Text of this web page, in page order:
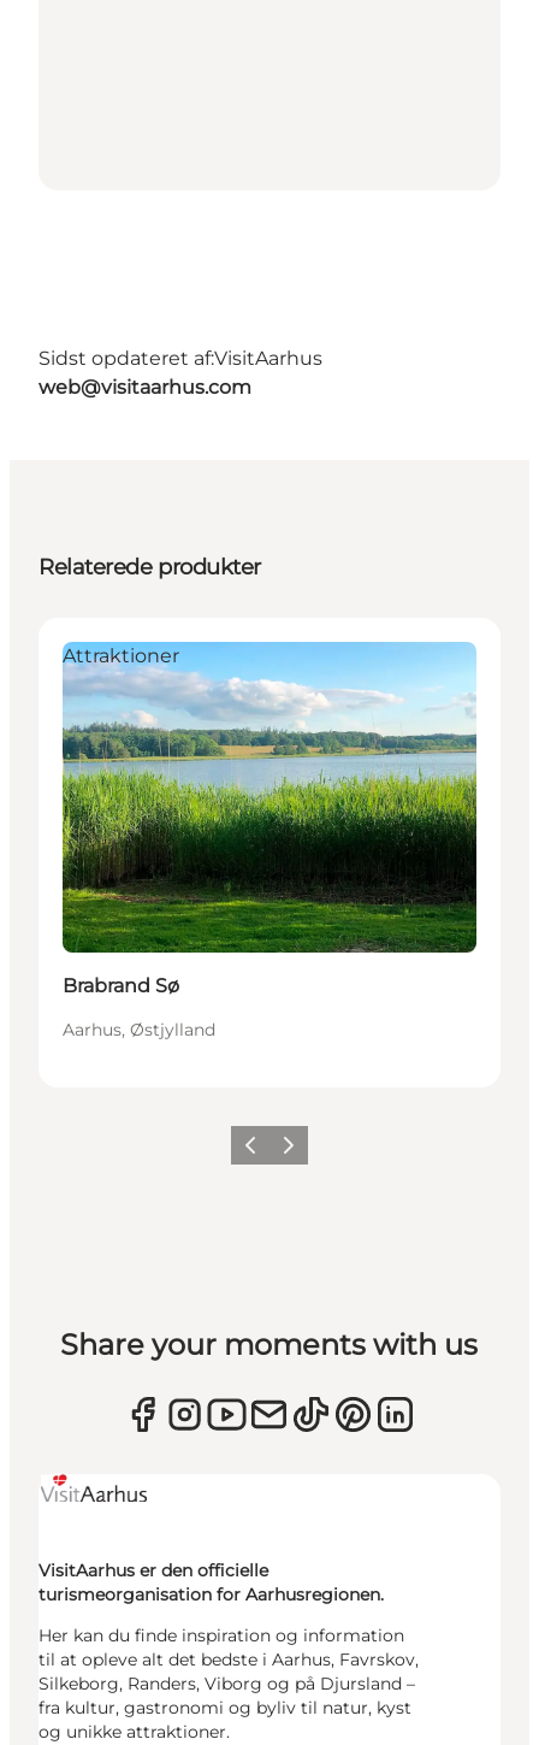
Sidst opdateret af:VisitAarhus
web@visitaarhus.com
Relaterede produkter
Attraktioner
Brabrand Sø
Aarhus, Østjylland
ForrigeNæste
Share your moments with us
VisitAarhus er den officielle
turismeorganisation for Aarhusregionen.
Her kan du finde inspiration og information
til at opleve alt det bedste i Aarhus, Favrskov,
Silkeborg, Randers, Viborg og på Djursland –
fra kultur, gastronomi og byliv til natur, kyst
og unikke attraktioner.